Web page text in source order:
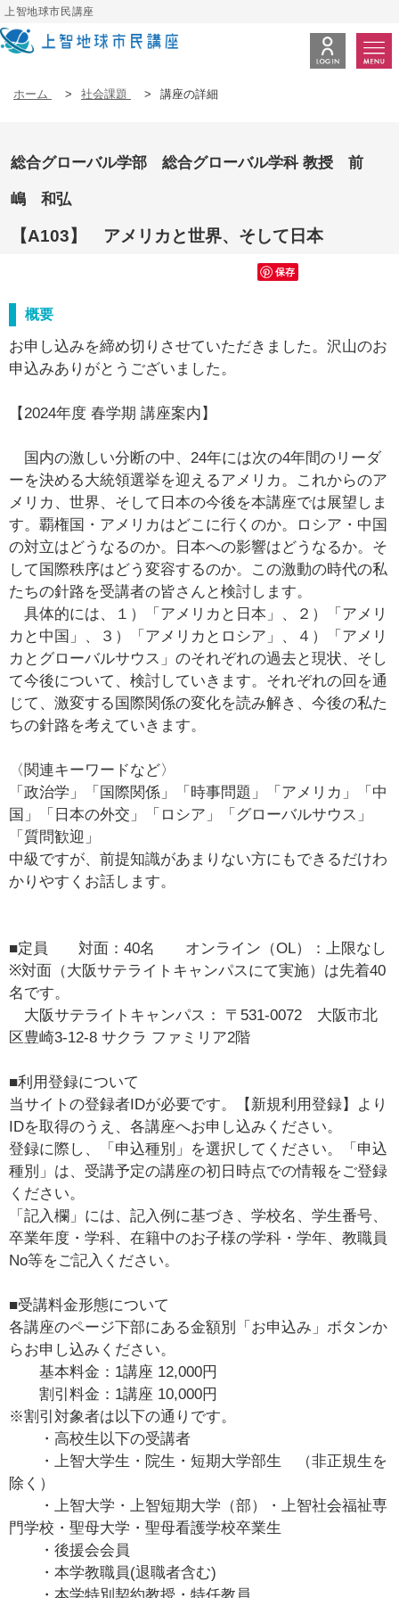
上智地球市民講座
ホーム > 社会課題 > 講座の詳細
総合グローバル学部 総合グローバル学科 教授 前
嶋 和弘
【A103】 アメリカと世界、そして日本
保存
概要
お申し込みを締め切りさせていただきました。沢山のお
申込みありがとうございました。
【2024年度 春学期 講座案内】
国内の激しい分断の中、24年には次の4年間のリーダ
ーを決める大統領選挙を迎えるアメリカ。これからのア
メリカ、世界、そして日本の今後を本講座では展望しま
す。覇権国・アメリカはどこに行くのか。ロシア・中国
の対立はどうなるのか。日本への影響はどうなるか。そ
して国際秩序はどう変容するのか。この激動の時代の私
たちの針路を受講者の皆さんと検討します。
具体的には、１）「アメリカと日本」、２）「アメリ
カと中国」、３）「アメリカとロシア」、４）「アメリ
カとグローバルサウス」のそれぞれの過去と現状、そし
て今後について、検討していきます。それぞれの回を通
じて、激変する国際関係の変化を読み解き、今後の私た
ちの針路を考えていきます。
〈関連キーワードなど〉
「政治学」「国際関係」「時事問題」「アメリカ」「中
国」「日本の外交」「ロシア」「グローバルサウス」
「質問歓迎」
中級ですが、前提知識があまりない方にもできるだけわ
かりやすくお話します。
■定員　　対面：40名　　オンライン（OL）：上限なし
※対面（大阪サテライトキャンパスにて実施）は先着40
名です。
大阪サテライトキャンパス： 〒531-0072　大阪市北
区豊崎3-12-8 サクラ ファミリア2階
■利用登録について
当サイトの登録者IDが必要です。【新規利用登録】より
IDを取得のうえ、各講座へお申し込みください。
登録に際し、「申込種別」を選択してください。「申込
種別」は、受講予定の講座の初日時点での情報をご登録
ください。
「記入欄」には、記入例に基づき、学校名、学生番号、
卒業年度・学科、在籍中のお子様の学科・学年、教職員
No等をご記入ください。
■受講料金形態について
各講座のページ下部にある金額別「お申込み」ボタンか
らお申し込みください。
基本料金：1講座 12,000円
割引料金：1講座 10,000円
※割引対象者は以下の通りです。
・高校生以下の受講者
・上智大学生・院生・短期大学部生　（非正規生を
除く）
・上智大学・上智短期大学（部）・上智社会福祉専
門学校・聖母大学・聖母看護学校卒業生
・後援会会員
・本学教職員(退職者含む)
・本学特別契約教授・特任教員